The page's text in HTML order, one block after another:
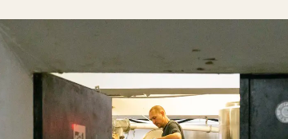
CHAO SHE
12:00 – 22:00